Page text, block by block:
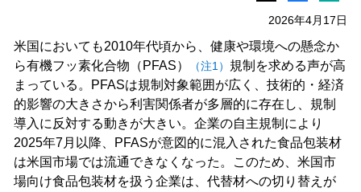
2026年4月17日
米国においても2010年代頃から、健康や環境への懸念か
ら有機フッ素化合物（PFAS）
（注1） 規制を求める声が高
まっている。PFASは規制対象範囲が広く、技術的・経済
的影響の大きさから利害関係者が多層的に存在し、規制
導入に反対する動きが大きい。企業の自主規制により
2025年7月以降、PFASが意図的に混入された食品包装材
は米国市場では流通できなくなった。このため、米国市
場向け食品包装材を扱う企業は、代替材への切り替えが